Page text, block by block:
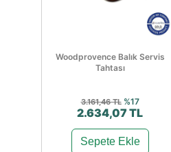
Woodprovence Balık Servis
Tahtası
3.161,46 TL %17
2.634,07 TL
Sepete Ekle